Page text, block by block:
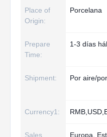
Place of
Origin:
Porcelana
Prepare
Time:
1-3 días
Shipment: Por aire/
Currency1:
Sales
Europa,